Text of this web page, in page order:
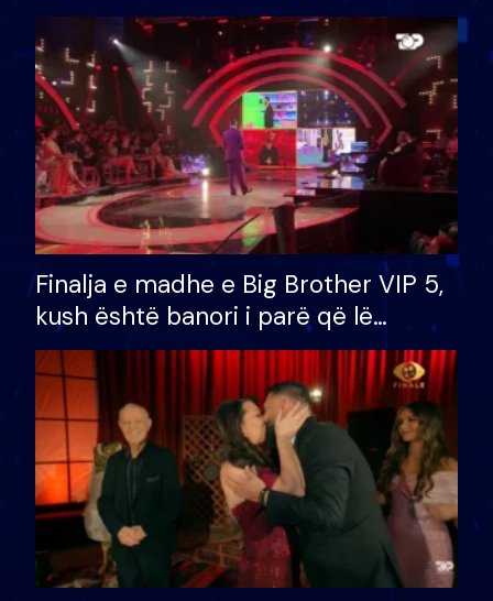
Finalja e madhe e Big Brother VIP 5,
kush është banori i parë që lë
shtëpinë dhe humb mundësinë për
të fituar çmimin e madh